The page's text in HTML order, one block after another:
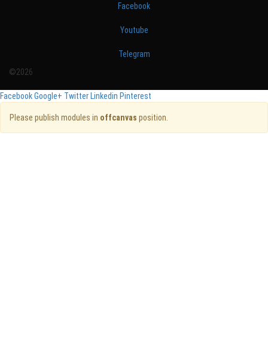
Facebook
Youtube
Telegram
©2026
FacebookGoogle+ TwitterLinkedin Pinterest
Please publish modules in offcanvas position.